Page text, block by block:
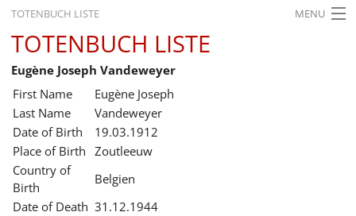
TOTENBUCH LISTE MENU
STARTSEITE
AUSSTELLUNGEN
GESCHICHTE
BILDUNG
FORSCHUNG
SERVICE
TOTENBUCH LISTE
Eugène Joseph Vandeweyer
First Name
Eugène Joseph
Last Name
Vandeweyer
Date of Birth
19.03.1912
Place of Birth Zoutleeuw
Country of
Birth
Belgien
Date of Death 31.12.1944